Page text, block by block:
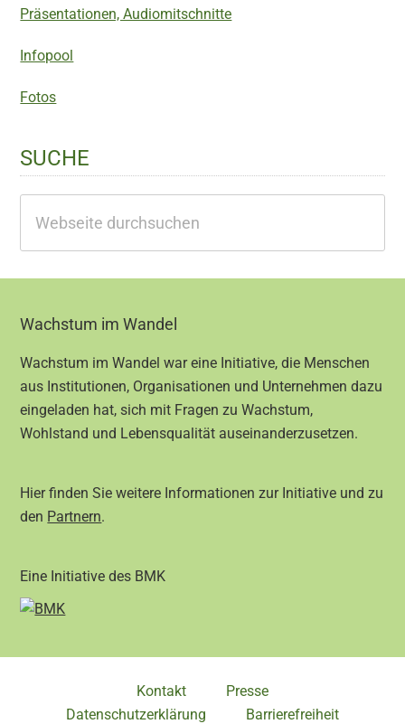
Präsentationen, Audiomitschnitte
Infopool
Fotos
SUCHE
durchsuchen
Footer
Wachstum im Wandel
Wachstum im Wandel war eine Initiative, die Menschen
aus Institutionen, Organisationen und Unternehmen dazu
eingeladen hat, sich mit Fragen zu Wachstum,
Wohlstand und Lebensqualität auseinanderzusetzen.
Hier finden Sie weitere Informationen zur Initiative und zu
den Partnern.
Eine Initiative des BMK
Kontakt
Presse
Datenschutzerklärung
Barrierefreiheit